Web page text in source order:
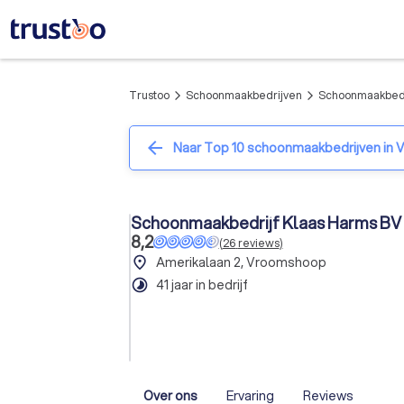
Trustoo arrow_forward_ios Schoonmaakbedrijven arrow_forward_ios
arrow_back Naar Top 10 schoonmaakbedrijven in
Schoonmaakbedrijf Klaas Harms BV
8,2
(26reviews)
place Amerikalaan 2, Vroomshoop
timelapse 41 jaar in bedrijf
Over ons Ervaring Reviews